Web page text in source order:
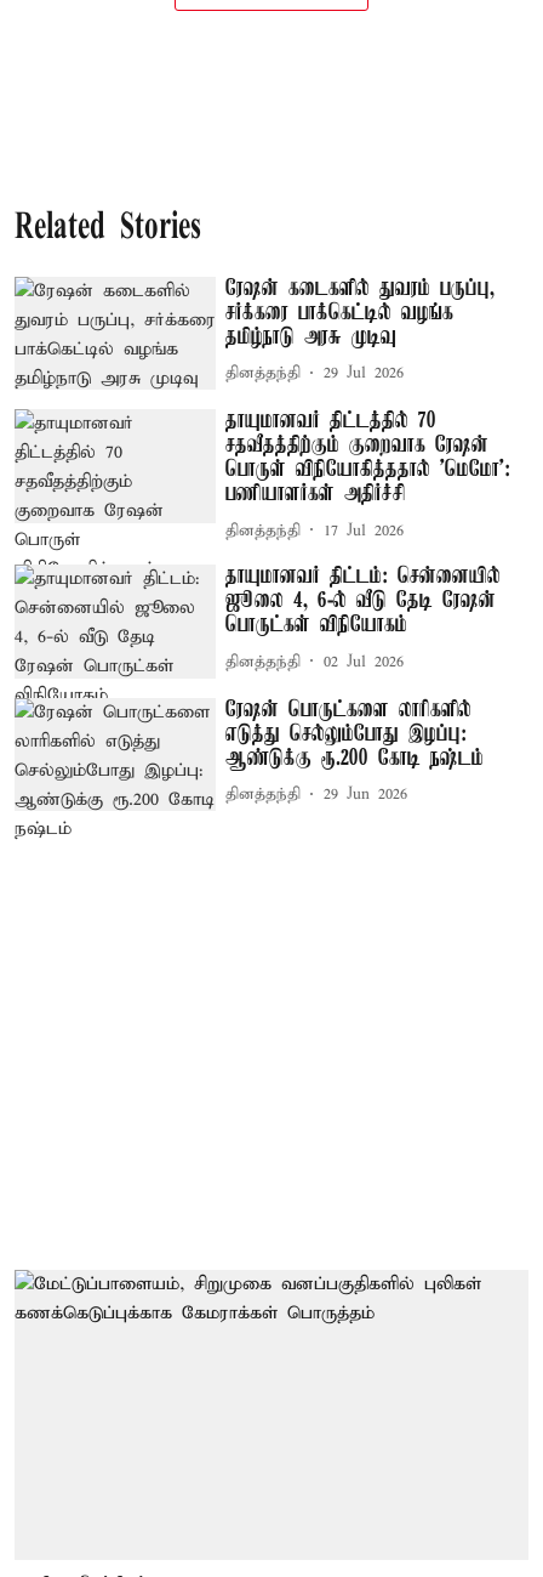
Related Stories
ரேஷன் கடைகளில் துவரம் பருப்பு,
சர்க்கரை பாக்கெட்டில் வழங்க
தமிழ்நாடு அரசு முடிவு
தினத்தந்தி 29 Jul 2026
தாயுமானவர் திட்டத்தில் 70
சதவீதத்திற்கும் குறைவாக ரேஷன்
பொருள் விநியோகித்ததால் 'மெமோ':
பணியாளர்கள் அதிர்ச்சி
தினத்தந்தி 17 Jul 2026
தாயுமானவர் திட்டம்: சென்னையில்
ஜூலை 4, 6-ல் வீடு தேடி ரேஷன்
பொருட்கள் விநியோகம்
தினத்தந்தி 02 Jul 2026
ரேஷன் பொருட்களை லாரிகளில்
எடுத்து செல்லும்போது இழப்பு:
ஆண்டுக்கு ரூ.200 கோடி நஷ்டம்
தினத்தந்தி 29 Jun 2026